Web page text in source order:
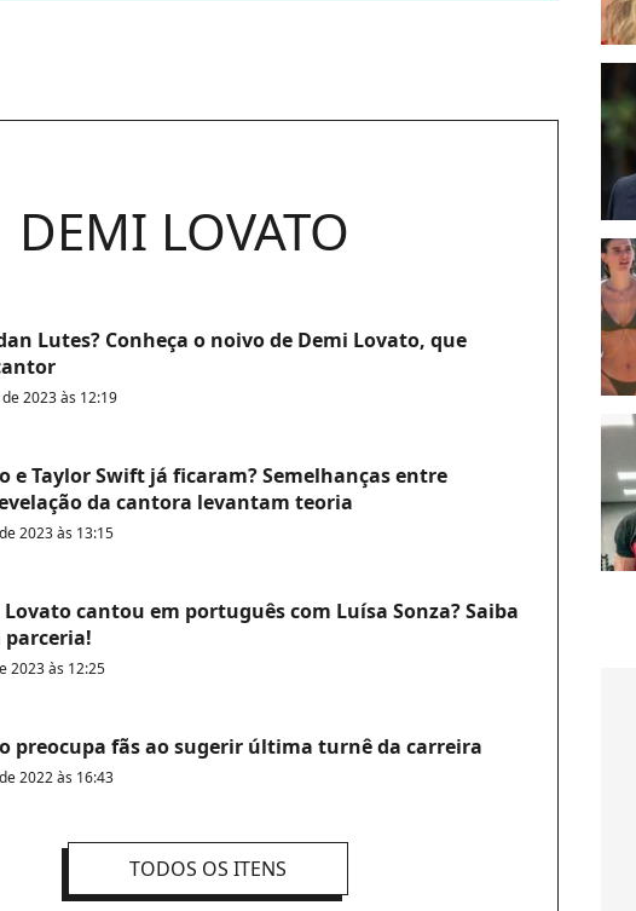
DEMI LOVATO
Lutes? Conheça o noivo de Demi Lovato, que
2023 às 12:19
e Taylor Swift já ficaram? Semelhanças entre
da cantora levantam teoria
2023 às 13:15
Lovato cantou em português com Luísa Sonza? Saiba
parceria!
2023 às 12:25
preocupa fãs ao sugerir última turnê da carreira
2022 às 16:43
TODOS OS ITENS